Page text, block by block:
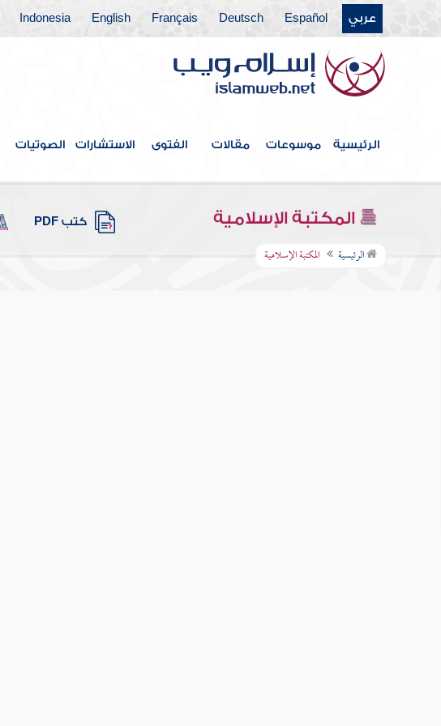
عربي Español
Deutsch
Français
English
Indonesia
الرئيسية موسوعات مقالات الفتوى الاستشارات الصوتيات
المكتبة الإسلامية كتب PDF
الرئيسية المكتبة الإسلامية